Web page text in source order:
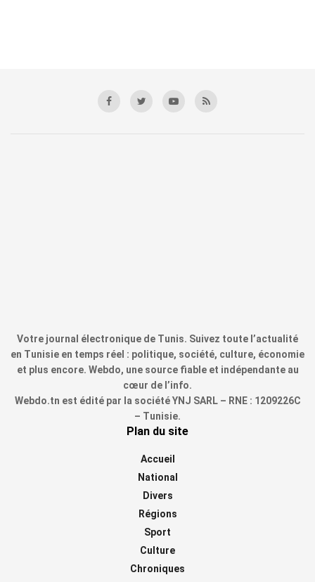
Votre journal électronique de Tunis. Suivez toute l’actualité
en Tunisie en temps réel : politique, société, culture, économie
et plus encore. Webdo, une source fiable et indépendante au
cœur de l’info.
Webdo.tn est édité par la société YNJ SARL – RNE : 1209226C
– Tunisie.
Plan du site
Accueil
National
Divers
Régions
Sport
Culture
Chroniques